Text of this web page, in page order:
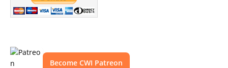
Become CWI Patreon